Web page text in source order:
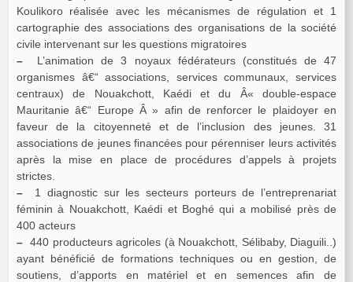
Koulikoro réalisée avec les mécanismes de régulation et 1
cartographie des associations des organisations de la société
civile intervenant sur les questions migratoires
– L’animation de 3 noyaux fédérateurs (constitués de 47
organismes â€“ associations, services communaux, services
centraux) de Nouakchott, Kaédi et du Â« double-espace
Mauritanie â€“ Europe Â » afin de renforcer le plaidoyer en
faveur de la citoyenneté et de l’inclusion des jeunes. 31
associations de jeunes financées pour pérenniser leurs activités
après la mise en place de procédures d’appels à projets
strictes.
– 1 diagnostic sur les secteurs porteurs de l’entreprenariat
féminin à Nouakchott, Kaédi et Boghé qui a mobilisé près de
400 acteurs
– 440 producteurs agricoles (à Nouakchott, Sélibaby, Diaguili..)
ayant bénéficié de formations techniques ou en gestion, de
soutiens, d’apports en matériel et en semences afin de